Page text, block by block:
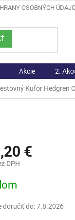
OSOBNÝCH
Akcie 2.
Kufor Hedgren
€
DPH
doručiť do:7.8.2026